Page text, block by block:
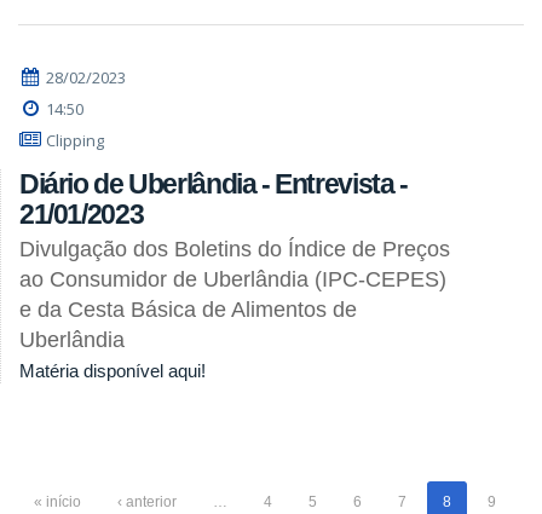
28/02/2023
14:50
Clipping
Diário de Uberlândia - Entrevista -
21/01/2023
Divulgação dos Boletins do Índice de Preços
ao Consumidor de Uberlândia (IPC-CEPES)
e da Cesta Básica de Alimentos de
Uberlândia
Matéria disponível aqui!
« início ‹ anterior … 4 5 6 7 8 9